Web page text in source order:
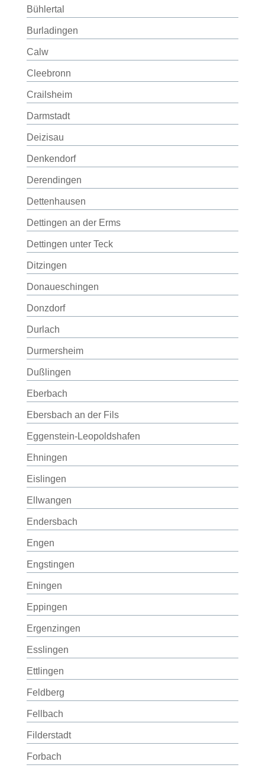
Bühlertal
Burladingen
Calw
Cleebronn
Crailsheim
Darmstadt
Deizisau
Denkendorf
Derendingen
Dettenhausen
Dettingen an der Erms
Dettingen unter Teck
Ditzingen
Donaueschingen
Donzdorf
Durlach
Durmersheim
Dußlingen
Eberbach
Ebersbach an der Fils
Eggenstein-Leopoldshafen
Ehningen
Eislingen
Ellwangen
Endersbach
Engen
Engstingen
Eningen
Eppingen
Ergenzingen
Esslingen
Ettlingen
Feldberg
Fellbach
Filderstadt
Forbach